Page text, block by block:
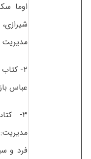
اوما
مدیریت
۲-
عباس
۳-
فرد و